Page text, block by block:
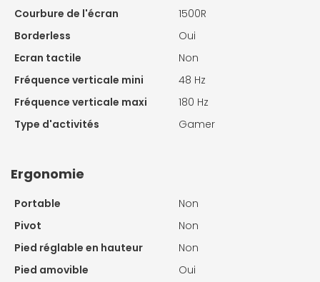
Courbure de l'écran
1500R
Borderless
Oui
Ecran tactile
Non
Fréquence verticale mini
48 Hz
Fréquence verticale maxi
180 Hz
Type d'activités
Gamer
Ergonomie
Portable
Non
Pivot
Non
Pied réglable en hauteur
Non
Pied amovible
Oui